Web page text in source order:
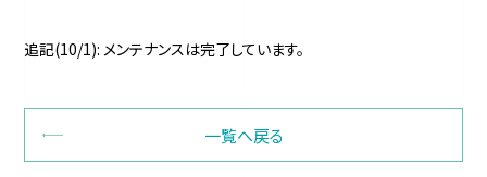
一覧へ戻る